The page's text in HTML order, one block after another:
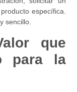
específica.
sencillo.
que
para la